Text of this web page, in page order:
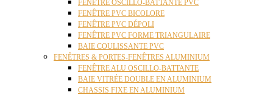
FENÊTRE OSCILLO-BATTANTE PVC
FENÊTRE PVC BICOLORE
FENÊTRE PVC DÉPOLI
FENÊTRE PVC FORME TRIANGULAIRE
BAIE COULISSANTE PVC
FENÊTRES & PORTES-FENÊTRES ALUMINIUM
FENÊTRE ALU OSCILLO-BATTANTE
BAIE VITRÉE DOUBLE EN ALUMINIUM
CHASSIS FIXE EN ALUMINIUM